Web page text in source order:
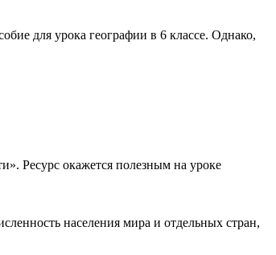
для урока географии в 6 классе. Однако,
Ресурс окажется полезным на уроке
населения мира и отдельных стран,